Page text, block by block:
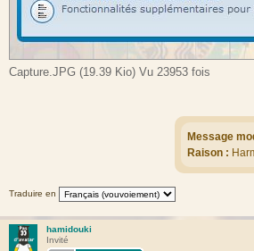
Capture.JPG (19.39 Kio) Vu 23953 fois
Message
Raison :
Traduire en
hamidouki
Invité